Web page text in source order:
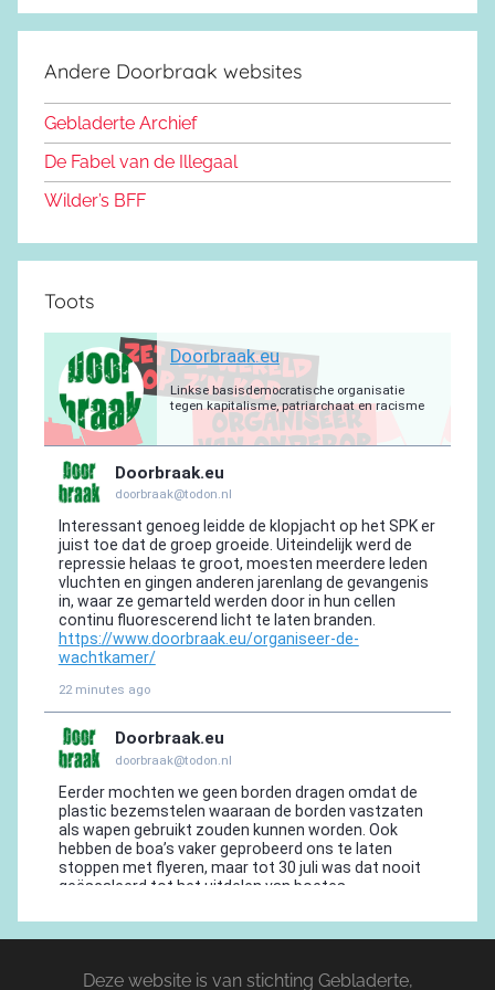
o
n
s
u
g
s
a
m
b
o
o
k
Andere Doorbraak websites
Gebladerte Archief
De Fabel van de Illegaal
Wilder’s BFF
Toots
Deze website is van stichting Gebladerte,